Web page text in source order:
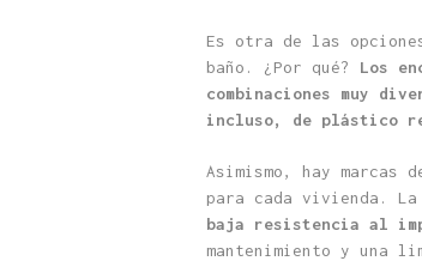
Es otra de las
baño. ¿Por qué? Los
combinaciones muy
incluso, de plástico
Asimismo, hay marcas
para cada vivienda.
baja resistencia al
mantenimiento y una